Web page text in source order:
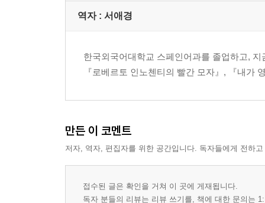
역자 : 서애경
한국외국어대학교 스페인어과를 졸업하고,
『로베르토 인노첸티의 빨간 모자』, 『내가
만든 이 코멘트
저자, 역자, 편집자를 위한 공간입니다. 독자들에게 전하
접수된 글은 확인을 거쳐 이 곳에 게재됩니다.
독자 분들의 리뷰는 리뷰 쓰기를, 책에 대한 문의는